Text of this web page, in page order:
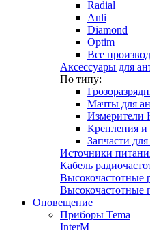
Radial
Anli
Diamond
Optim
Все
Аксессуары для
По типу:
Мачты для
Крепления
Запчасти
Источники
Кабель
Высокочастотные
Высокочастотные
Оповещение
Приборы Tema
InterM